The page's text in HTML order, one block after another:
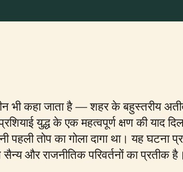
कहा जाता है — शहर के बहुस्तरीय
युद्ध के एक महत्वपूर्ण क्षण की याद
तोप का गोला दागा था। यह घटना
और राजनीतिक परिवर्तनों का प्रतीक है।